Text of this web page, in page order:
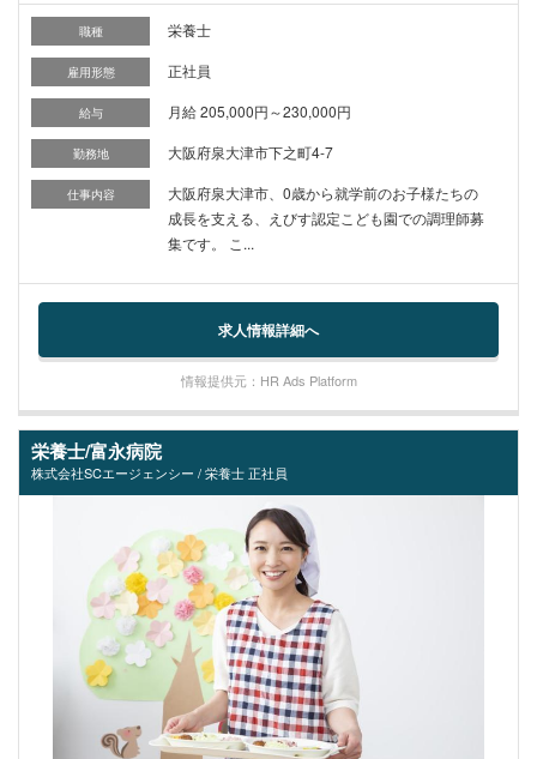
職種 栄養士
雇用形態 正社員
給与 月給 205,000円～230,000円
勤務地 大阪府泉大津市下之町4-7
仕事内容
大阪府泉大津市、0歳から就学前のお子様たちの
成長を支える、えびす認定こども園での調理師募
集です。 こ...
求人情報詳細へ
情報提供元：HR Ads Platform
栄養士/富永病院
株式会社SCエージェンシー / 栄養士 正社員